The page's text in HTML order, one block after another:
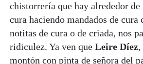
chistorrería que hay alrededor de
cura haciendo mandados de cura
notitas de cura o de criada, nos
ridiculez. Ya ven que Leire Díez,
montón con pinta de señora del